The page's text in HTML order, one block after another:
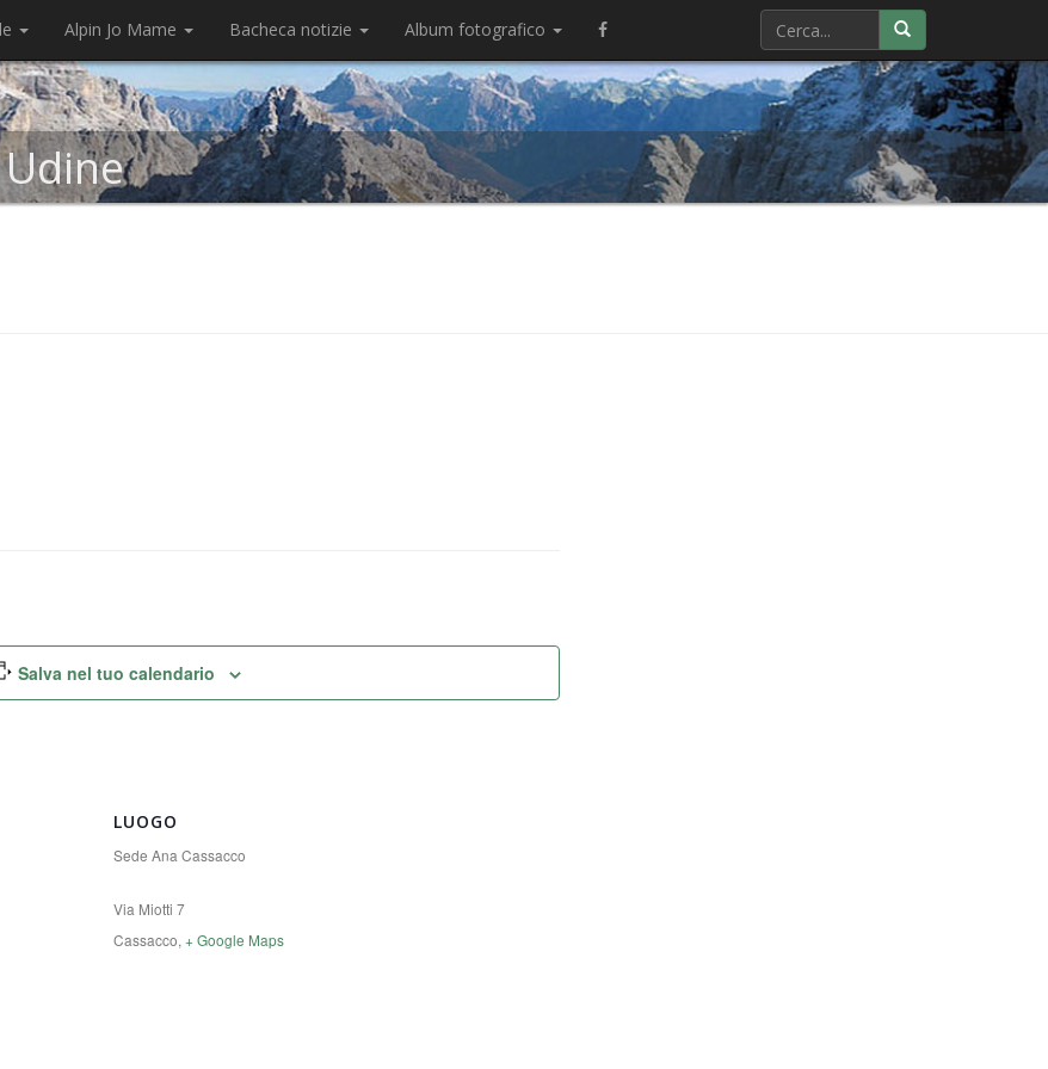
Alpin Jo Mame Bacheca notizie Album fotografico
Salva nel tuo calendario
LUOGO
Sede Ana Cassacco
Via Miotti 7
Cassacco, + Google Maps